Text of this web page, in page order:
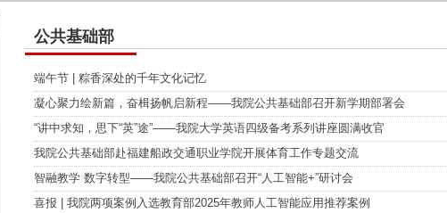
公共基础部
端午节 | 粽香深处的千年文化记忆
凝心聚力绘新篇，奋楫扬帆启新程——我院公共基础部召开新学期部署会
“讲中求知，思下“英”途”——我院大学英语四级备考系列讲座圆满收官
我院公共基础部赴福建船政交通职业学院开展体育工作专题交流
智融教学 数字转型——我院公共基础部召开“人工智能+”研讨会
喜报 | 我院两项案例入选教育部2025年教师人工智能应用推荐案例